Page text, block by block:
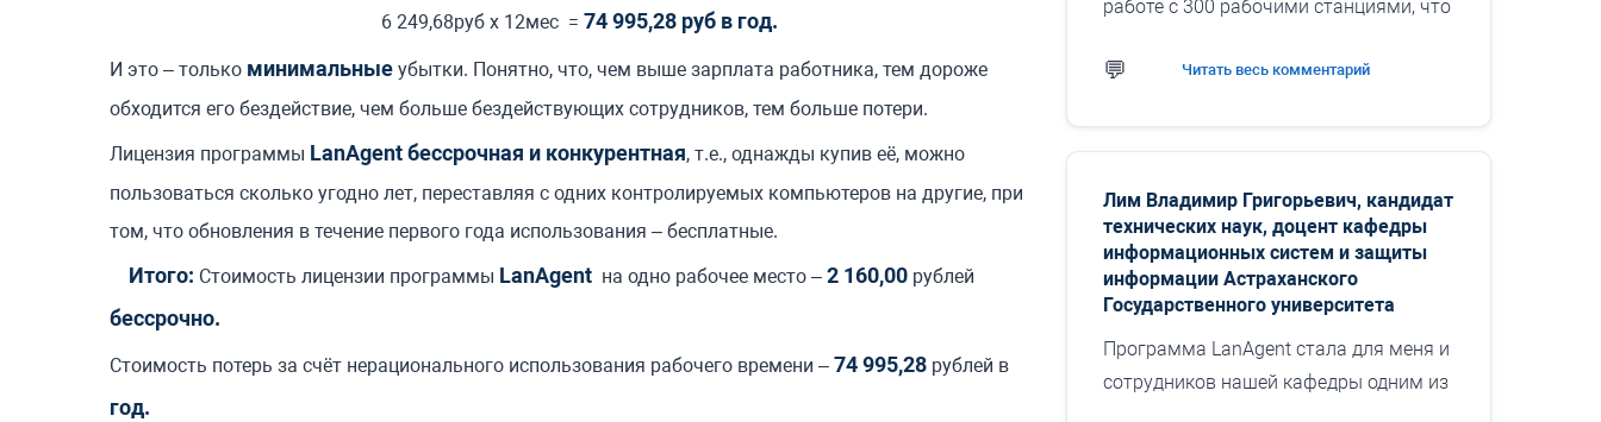
6 249,68руб х 12мес = 74 995,28 руб в год.
И это – только минимальные убытки. Понятно, что, чем выше зарплата работника, тем дороже
обходится его бездействие, чем больше бездействующих сотрудников, тем больше потери.
Лицензия программы LanAgent бессрочная и конкурентная, т.е., однажды купив её, можно
пользоваться сколько угодно лет, переставляя с одних контролируемых компьютеров на другие, при
том, что обновления в течение первого года использования – бесплатные.
Итого: Стоимость лицензии программы LanAgent на одно рабочее место – 2 160,00 рублей
бессрочно.
Стоимость потерь за счёт нерационального использования рабочего времени – 74 995,28 рублей в
год.
работе с 300 рабочими станциями, что
масштабируемость этого
Читать весь комментарий
Лим Владимир Григорьевич, кандидат
технических наук, доцент кафедры
информационных систем и защиты
информации Астраханского
Государственного университета
Программа LanAgent стала для меня и
сотрудников нашей кафедры одним из